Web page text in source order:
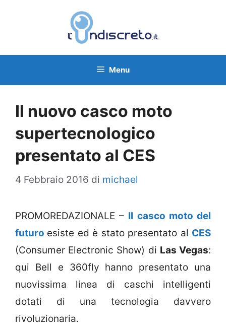
Menu
Il nuovo casco moto
supertecnologico
presentato al CES
4 Febbraio 2016 di michael
PROMOREDAZIONALE – Il casco moto del
futuro esiste ed è stato presentato al CES
(Consumer Electronic Show) di Las Vegas:
qui Bell e 360fly hanno presentato una
nuovissima linea di caschi intelligenti
dotati di una tecnologia davvero
rivoluzionaria.